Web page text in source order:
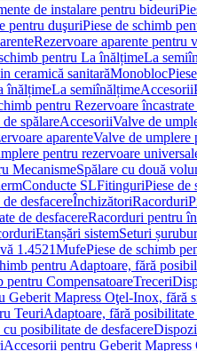
de instalare pentru bideuri
pentru duşuriPiese de schimb
Rezervoare aparente pentru
pentru La înălțimeLa
ceramică sanitarăMonobloc
înălțimeLa semiînălțimeAccesorii
pentru Rezervoare
spălareAccesoriiValve de
aparenteValve de umplere
pentru rezervoare
MecanismeSpălare cu două
Conducte SLFitinguriPiese de
desfacereÎnchizătoriRacorduri
de desfacereRacorduri pentru
Etanșări sistemSeturi
1.4521MufePiese de schimb
pentru Adaptoare, fără
pentru CompensatoareTreceri
Geberit Mapress Oţel-Inox, fără
TeuriAdaptoare, fără posibilitate
posibilitate de desfacere
Accesorii pentru Geberit